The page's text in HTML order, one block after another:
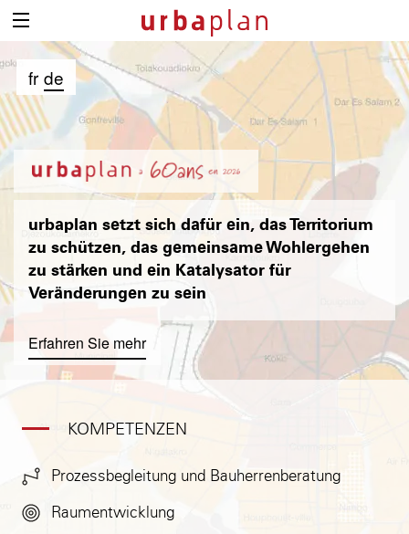
fr de
urbaplan setzt sich dafür ein, das Territorium
zu schützen, das gemeinsame Wohlergehen
zu stärken und ein Katalysator für
Veränderungen zu sein
Erfahren Sie mehr
KOMPETENZEN
Prozessbegleitung und Bauherrenberatung
Raumentwicklung